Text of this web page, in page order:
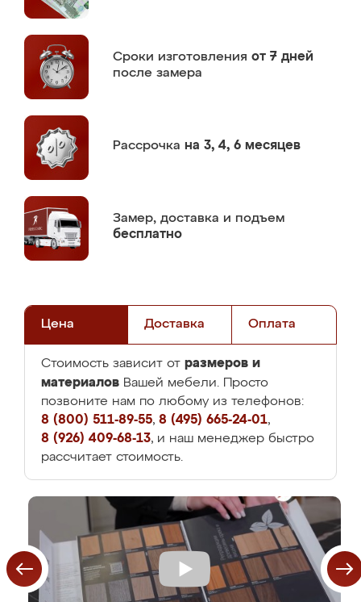
Сроки изготовления от 7 дней
после замера
Рассрочка на 3, 4, 6 месяцев
Замер, доставка и подъем
бесплатно
Цена Доставка Оплата
Стоимость зависит от размеров и
материалов Вашей мебели. Просто
позвоните нам по любому из телефонов:
8 (800) 511-89-55, 8 (495) 665-24-01,
8 (926) 409-68-13, и наш менеджер быстро
рассчитает стоимость.